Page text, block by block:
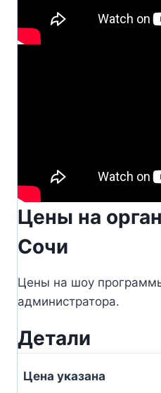
Цены на
Сочи
Цены на шоу
администратора.
Детали
Цена указана